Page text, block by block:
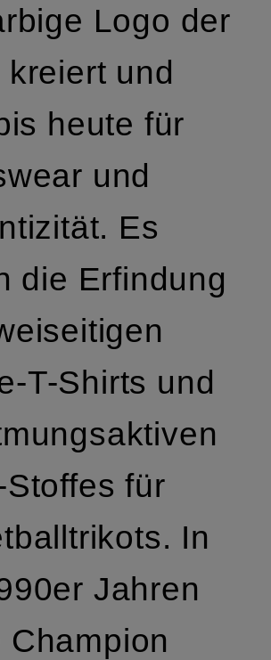
Logo der
kreiert und
heute für
und
Es
die Erfindung
T-Shirts und
für
In
Jahren
Champion